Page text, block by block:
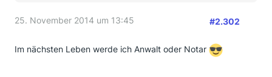
25. November 2014 um 13:45 #2.302
Im nächsten Leben werde ich Anwalt oder Notar